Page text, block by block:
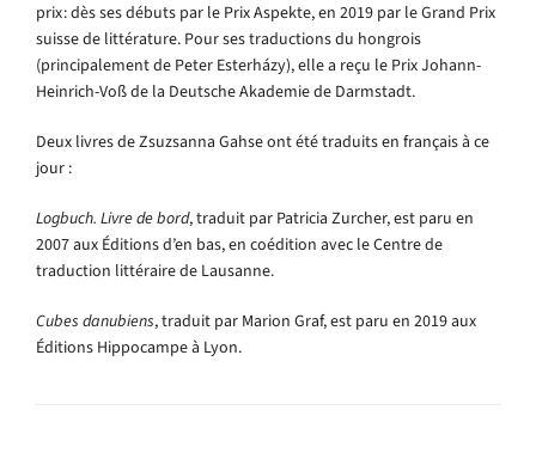
prix: dès ses débuts par le PrixAspekte,en 2019 par le Grand Prix
suisse de littérature. Pour ses traductions du hongrois
(principalement de Peter Esterházy), elle a reçu le Prix Johann-
Heinrich-Voß de la Deutsche Akademie de Darmstadt.
Deux livresdeZsuzsanna Gahseont ététraduitsen français à ce
jour :
Logbuch. Livre de bord,traduit par Patricia Zurcher,est paru en
2007 aux Éditions d’en bas, en coédition avec le Centre de
traduction littéraire de Lausanne.
Cubes danubiens, traduit par Marion Graf, est paru en 2019 aux
Éditions Hippocampe à Lyon.